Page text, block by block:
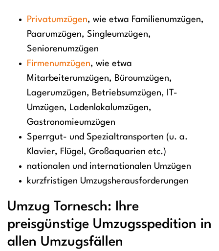
Privatumzügen, wie etwa Familienumzügen,
Paarumzügen, Singleumzügen,
Seniorenumzügen
Firmenumzügen, wie etwa
Mitarbeiterumzügen, Büroumzügen,
Lagerumzügen, Betriebsumzügen, IT-
Umzügen, Ladenlokalumzügen,
Gastronomieumzügen
Sperrgut- und Spezialtransporten (u. a.
Klavier, Flügel, Großaquarien etc.)
nationalen und internationalen Umzügen
kurzfristigen Umzugsherausforderungen
Umzug Tornesch: Ihre
preisgünstige Umzugsspedition in
allen Umzugsfällen